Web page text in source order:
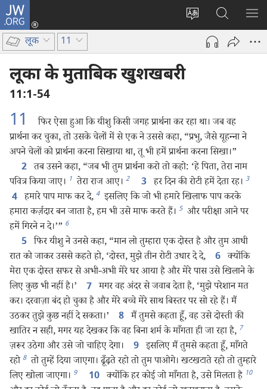
JW.ORG
वेबसाइट
भाषा
लॉग-
इन
(opens
window)
JW.ORG
खोजें
मैन्यू
लूक 11
लूका के मुताबिक खुशखबरी
11:1-54
11
फिर ऐसा हुआ कि यीशु किसी जगह प्रार्थना कर रहा था। जब वह
प्रार्थना कर चुका, तो उसके चेलों में से एक ने उससे कहा, “प्रभु, जैसे यूहन्‍ना ने
अपने चेलों को प्रार्थना करना सिखाया था, तू भी हमें प्रार्थना करना सिखा।”
2 तब उसने कहा, “जब भी तुम प्रार्थना करो तो कहो: ‘हे पिता, तेरा नाम
पवित्र किया जाए। 1 तेरा राज आए। 2 3 हर दिन की रोटी हमें देता रह। 3
4 हमारे पाप माफ कर दे, 4 इसलिए कि जो भी हमारे खिलाफ पाप करके
हमारा कर्ज़दार बन जाता है, हम भी उसे माफ करते हैं। 5 और परीक्षा आने पर
हमें गिरने न दे।’” 6
5 फिर यीशु ने उनसे कहा, “मान लो तुम्हारा एक दोस्त है और तुम आधी
रात को जाकर उससे कहते हो, ‘दोस्त, मुझे तीन रोटी उधार दे दे,
6 क्योंकि
मेरा एक दोस्त सफर से अभी-अभी मेरे घर आया है और मेरे पास उसे खिलाने के
लिए कुछ भी नहीं है।’
7 मगर वह अंदर से जवाब देता है, ‘मुझे परेशान मत
कर। दरवाज़ा बंद हो चुका है और मेरे बच्चे मेरे साथ बिस्तर पर सो रहे हैं। मैं
उठकर तुझे कुछ नहीं दे सकता।’
8 मैं तुमसे कहता हूँ, वह उसे दोस्ती की
खातिर न सही, मगर यह देखकर कि वह बिना शर्म के माँगता ही जा रहा है, 7
ज़रूर उठेगा और उसे जो चाहिए देगा। 9 इसलिए मैं तुमसे कहता हूँ, माँगते
रहो 8 तो तुम्हें दिया जाएगा। ढूँढ़ते रहो तो तुम पाओगे। खटखटाते रहो तो तुम्हारे
लिए खोला जाएगा। 9 10 क्योंकि हर कोई जो माँगता है, उसे मिलता है 10